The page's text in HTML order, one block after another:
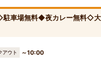
駐車場無料◆夜カレー無料◇
アウト
～10:00